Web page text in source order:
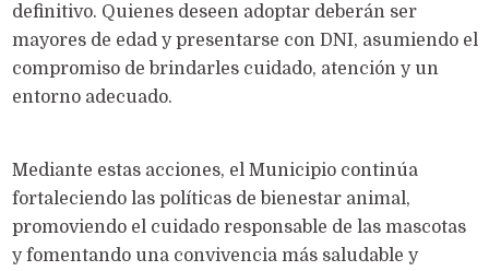
definitivo. Quienes deseen adoptar deberán ser
mayores de edad y presentarse con DNI, asumiendo el
compromiso de brindarles cuidado, atención y un
entorno adecuado.
Mediante estas acciones, el Municipio continúa
fortaleciendo las políticas de bienestar animal,
promoviendo el cuidado responsable de las mascotas
y fomentando una convivencia más saludable y